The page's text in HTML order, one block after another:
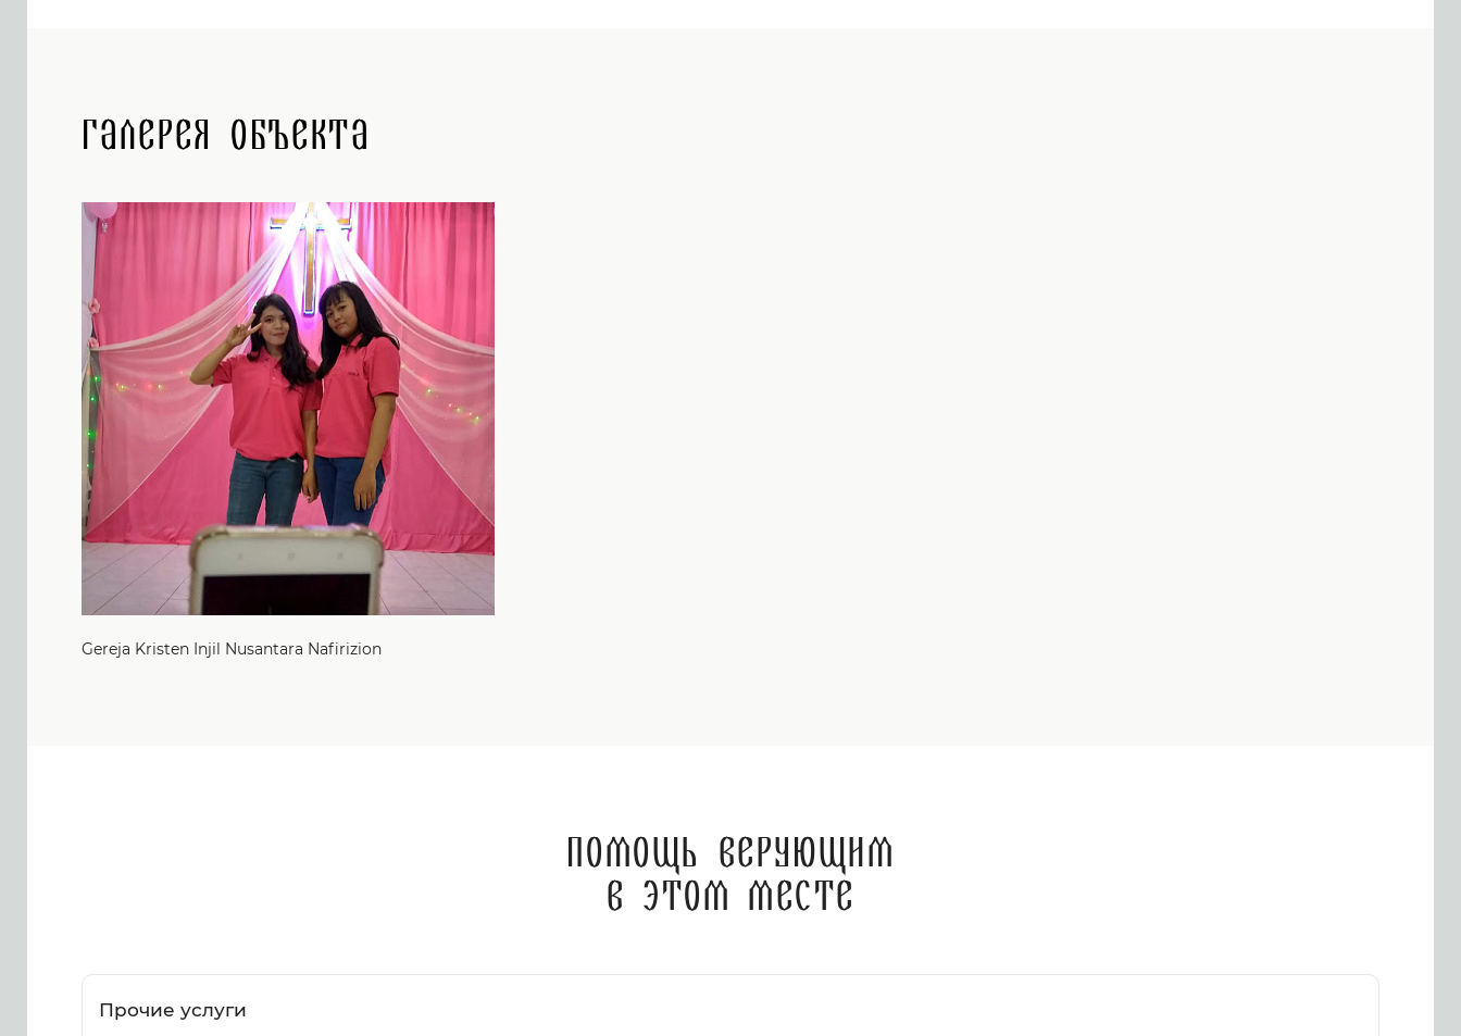
Галерея объекта
Gereja Kristen Injil Nusantara Nafirizion
Помощь верующим
в этом месте
Прочие услуги